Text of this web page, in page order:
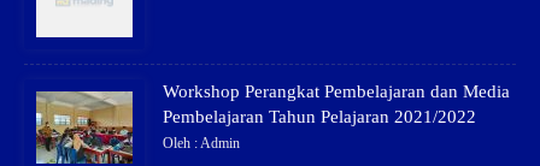
Workshop Perangkat Pembelajaran dan Media
Pembelajaran Tahun Pelajaran 2021/2022
Oleh : Admin